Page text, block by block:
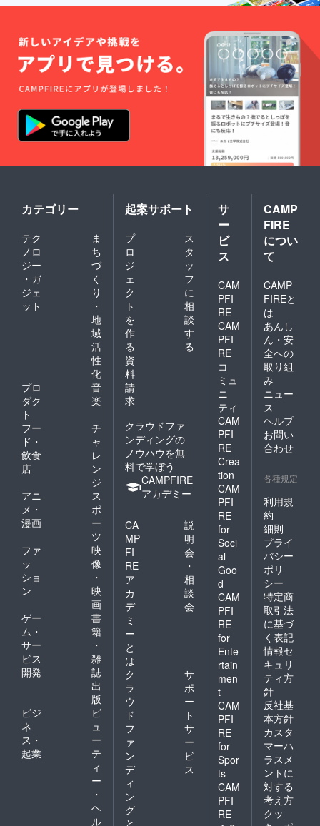
カテゴリー
テク
ノロ
ジー
・ガ
ジェ
ット
ま
ち
づ
く
り
・
地
域
活
性
化
プロ
ダク
ト
音
楽
フー
ド・
飲食
店
チ
ャ
レ
ン
ジ
アニ
メ・
漫画
ス
ポ
ー
ツ
ファ
ッ
ショ
ン
映
像
・
映
画
ゲー
ム・
サー
ビス
開発
書
籍
・
雑
誌
出
版
ビジ
ネ
ス・
起業
ビ
ュ
ー
テ
ィ
ー
・
ヘ
ル
起案サポート
プ
ロ
ジ
ェ
ク
ト
を
作
る
ス
タ
ッ
フ
に
相
談
す
る
資
料
請
求
クラウドファ
ンディングの
ノウハウを無
料で学ぼう
CAMPFIRE
アカデミー
CA
MP
FI
RE
ア
カ
デ
ミ
ー
と
は
説
明
会
・
相
談
会
ク
ラ
ウ
ド
フ
ァ
ン
デ
ィ
ン
グ
と
サ
ポ
ー
ト
サ
ー
ビ
ス
サ
ー
ビ
ス
CAM
PFI
RE
CAM
PFI
RE
コ
ミュ
ニ
ティ
CAM
PFI
RE
Crea
tion
CAM
PFI
RE
for
Soci
al
Goo
d
CAM
PFI
RE
for
Ente
rtain
men
t
CAM
PFI
RE
for
Spor
ts
CAM
PFI
RE
CAMP
FIRE
につい
て
CAMP
FIREと
は
あんし
ん・安
全への
取り組
み
ニュー
ス
ヘルプ
お問い
合わせ
各種規定
利用規
約
細則
プライ
バシー
ポリ
シー
特定商
取引法
に基づ
く表記
情報セ
キュリ
ティ方
針
反社基
本方針
カスタ
マーハ
ラスメ
ントに
対する
考え方
クッ